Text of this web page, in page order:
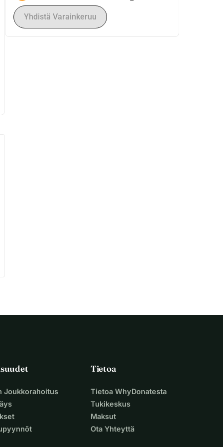
Yhdistä Varainkeruu
Joukkorahoitus
Tietoa
Tietoa WhyDonatesta
Tukikeskus
Maksut
Ota Yhteyttä